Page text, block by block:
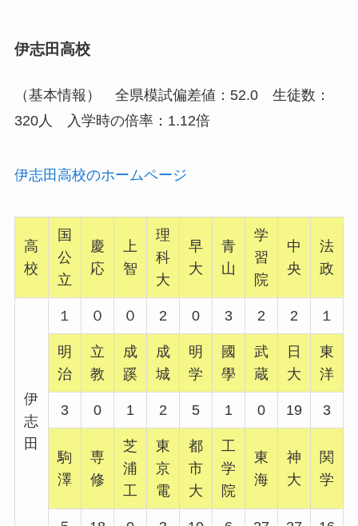
伊志田高校
（基本情報） 全県模試偏差値：52.0 生徒数：
320人 入学時の倍率：1.12倍
伊志田高校のホームページ
高
校
国
公
立
慶
応
上
智
理
科
大
早
大
青
山
学
習
院
中
央
法
政
伊
志
田
１ ０ ０ 2 0 3 2 2 １
明
治
立
教
成
蹊
成
城
明
学
國
學
武
蔵
日
大
東
洋
3 0 1 2 5 1 0 19 3
駒
澤
専
修
芝
浦
工
東
京
電
都
市
大
工
学
院
東
海
神
大
関
学